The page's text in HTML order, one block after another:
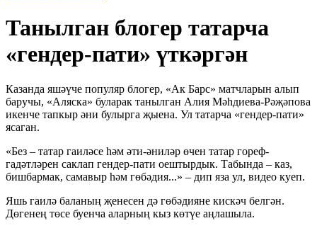
Танылган блогер татарча
«гендер-пати» үткәргән
Казанда яшәүче популяр блогер, «Ак Барс» матчларын алып
баручы, «Аляска» буларак танылган Алия Мәһдиева-Рәҗәпова
икенче тапкыр әни булырга җыена. Ул татарча «гендер-пати»
ясаган.
«Без – татар гаиләсе һәм әти-әниләр өчен татар гореф-
гадәтләрен саклап гендер-пати оештырдык. Табында – каз,
бишбармак, самавыр һәм гөбәдия...» – дип яза ул, видео куеп.
Яшь гаилә баланың җенесен дә гөбәдияне кискәч белгән.
Дөгенең төсе буенча аларның кыз көтүе аңлашыла.